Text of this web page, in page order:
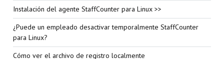
Instalación del agente StaffCounter para Linux >>
¿Puede un empleado desactivar temporalmente StaffCounter
para Linux?
Cómo ver el archivo de registro localmente